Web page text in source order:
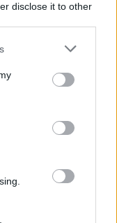
disclose it to other
or more Google
You may click to
party tags to
in below Google
in